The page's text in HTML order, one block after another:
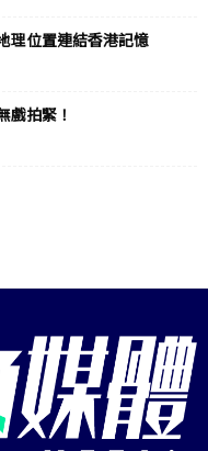
理位置連結香港記憶
戲拍緊！